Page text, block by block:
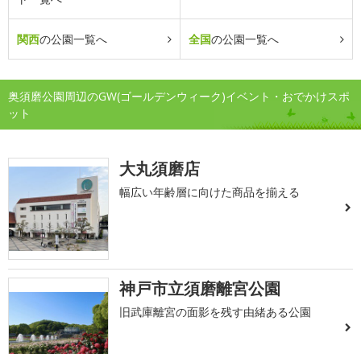
関西の公園一覧へ 全国の公園一覧へ
奥須磨公園周辺のGW(ゴールデンウィーク)イベント・おでかけスポ
ット
大丸須磨店
幅広い年齢層に向けた商品を揃える
神戸市立須磨離宮公園
旧武庫離宮の面影を残す由緒ある公園